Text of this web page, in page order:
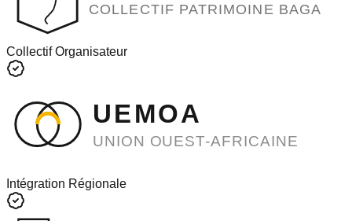
COLLECTIF PATRIMOINE BAGA
Collectif Organisateur
UEMOA
UNION OUEST-AFRICAINE
Intégration Régionale